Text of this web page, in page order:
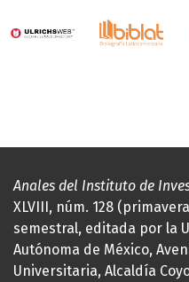
Anales del Instituto de
XLVIII, núm. 128
semestral, editada por la
Autónoma de México,
Universitaria, Alcaldía